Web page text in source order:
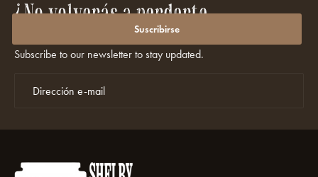
¿No volverás a perderte
promociones ni descuentos?
Subscribe to our newsletter to stay updated.
Suscribirse